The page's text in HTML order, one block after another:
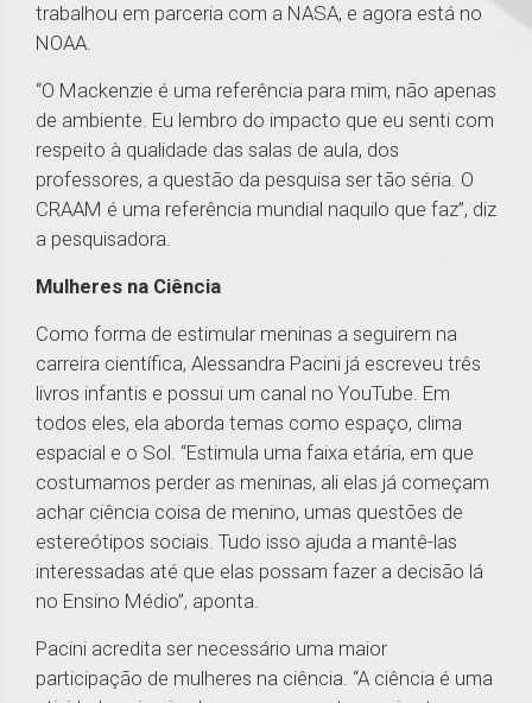
trabalhou em parceria com a NASA, e agora está no
NOAA.
“O Mackenzie é uma referência para mim, não apenas
de ambiente. Eu lembro do impacto que eu senti com
respeito à qualidade das salas de aula, dos
professores, a questão da pesquisa ser tão séria. O
CRAAM é uma referência mundial naquilo que faz”, diz
a pesquisadora.
Mulheres na Ciência
Como forma de estimular meninas a seguirem na
carreira científica, Alessandra Pacini já escreveu três
livros infantis e possui um canal no YouTube. Em
todos eles, ela aborda temas como espaço, clima
espacial e o Sol. “Estimula uma faixa etária, em que
costumamos perder as meninas, ali elas já começam
achar ciência coisa de menino, umas questões de
estereótipos sociais. Tudo isso ajuda a mantê-las
interessadas até que elas possam fazer a decisão lá
no Ensino Médio”, aponta.
Pacini acredita ser necessário uma maior
participação de mulheres na ciência. “A ciência é uma